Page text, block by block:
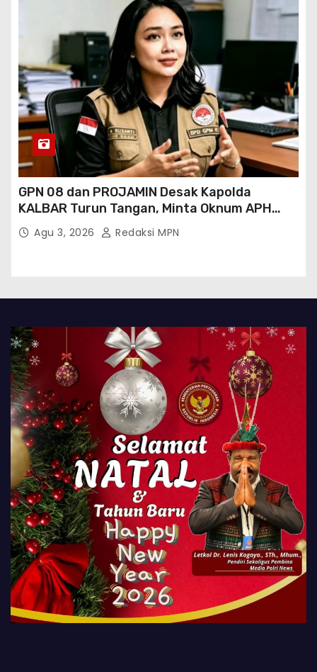
GPN 08 dan PROJAMIN Desak Kapolda
KALBAR Turun Tangan, Minta Oknum APH
Binaan SAWMILL Ilegal Sintang Ditindak
Agu 3, 2026 Redaksi MPN